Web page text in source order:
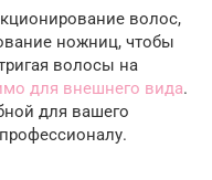
волос,
ножниц, чтобы
волосы на
для внешнего вида.
для вашего